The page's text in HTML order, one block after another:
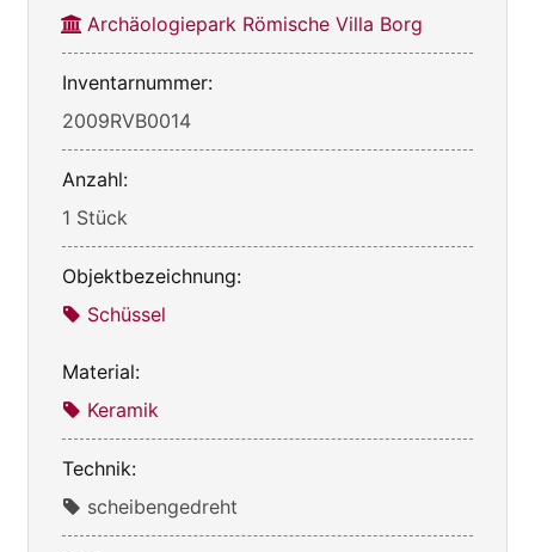
Archäologiepark Römische Villa Borg
Inventarnummer:
2009RVB0014
Anzahl:
1 Stück
Objektbezeichnung:
Schüssel
Material:
Keramik
Technik:
scheibengedreht